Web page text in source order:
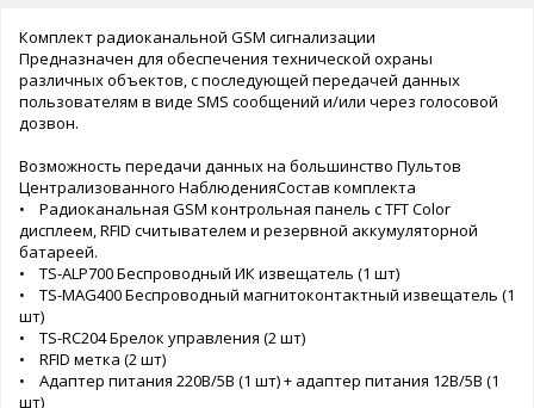
Комплект радиоканальной GSM сигнализации
Предназначен для обеспечения технической охраны
различных объектов, с последующей передачей данных
пользователям в виде SMS сообщений и/или через голосовой
дозвон.
Возможность передачи данных на большинство Пультов
Централизованного НаблюденияСостав комплекта
• Радиоканальная GSM контрольная панель с TFT Color
дисплеем, RFID считывателем и резервной аккумуляторной
батареей.
• TS-ALP700 Беспроводный ИК извещатель (1 шт)
• TS-MAG400 Беспроводный магнитоконтактный извещатель (1
шт)
• TS-RC204 Брелок управления (2 шт)
• RFID метка (2 шт)
• Адаптер питания 220В/5В (1 шт) + адаптер питания 12В/5В (1
шт)